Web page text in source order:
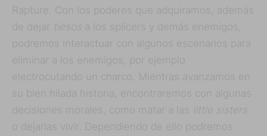
Rapture. Con los poderes que adquiramos, además
de dejar
tiesos a los splicers y demás enemigos,
podremos interactuar con algunos escenarios para
eliminar a los enemigos, por ejemplo
electrocutando un charco. Mientras avanzamos en
su bien hilada historia, encontraremos con algunas
decisiones morales, como matar a las little sisters
o dejarlas vivir. Dependiendo de ello podremos